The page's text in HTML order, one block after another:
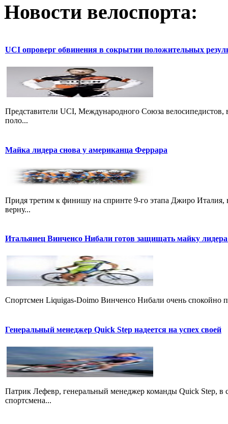
Новости велоспорта:
UCI опроверг обвинения в сокрытии положительных
Представители UCI, Международного Союза
поло...
Майка лидера снова у американца Феррара
Придя третим к финишу на спринте 9-го этапа Джиро
верну...
Итальянец Винченсо Нибали готов защищать майку
Cпортсмен Liquigas-Doimo Винченсо Нибали очень спокойно
Генеральный менеджер Quick Step надеется на успех своей
Патрик Лефевр, генеральный менеджер команды Quick Step, в
спортсмена...